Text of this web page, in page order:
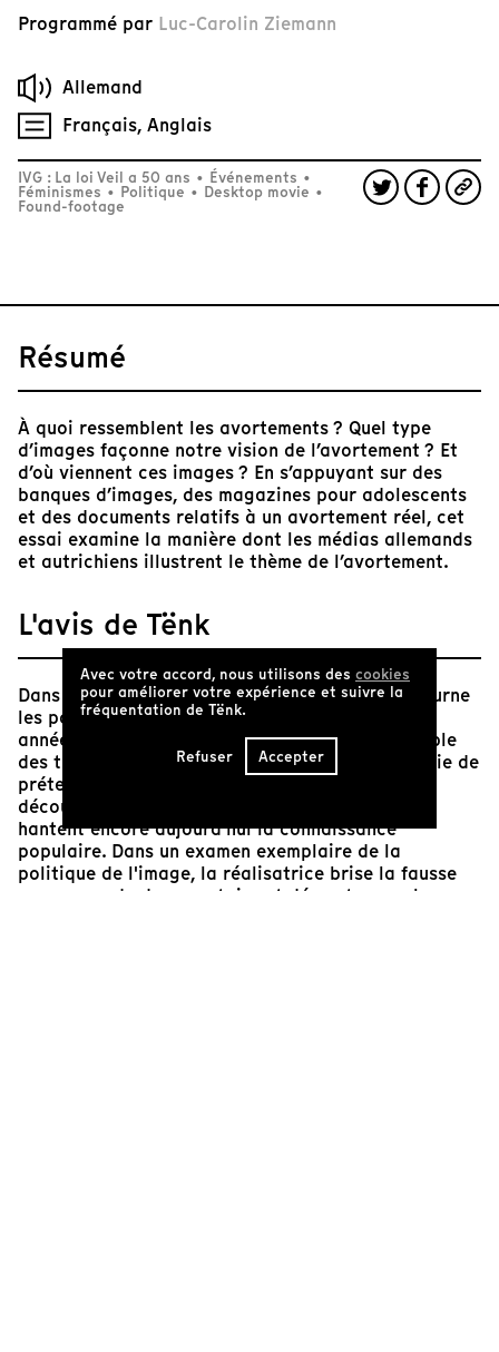
Programmé par Luc-Carolin Ziemann
Allemand
Français, Anglais
IVG : La loi Veil a 50 ans • Événements •
Féminismes • Politique • Desktop movie •
Found-footage
Résumé
À quoi ressemblent les avortements ? Quel type
d’images façonne notre vision de l’avortement ? Et
d’où viennent ces images ? En s’appuyant sur des
banques d’images, des magazines pour adolescents
et des documents relatifs à un avortement réel, cet
essai examine la manière dont les médias allemands
et autrichiens illustrent le thème de l’avortement.
L'avis de Tënk
Dans cette enquête filmique, Franzis Kabisch tourne
les pages de magazines féminins du début des
années 2000 à la fin du 19e siècle, passe au crible
des trésors de connaissances féministes et vérifie de
prétendus faits historico-culturels (tels que la
découverte de l'hystérie chez les femmes) qui
hantent encore aujourd'hui la connaissance
populaire. Dans un examen exemplaire de la
politique de l'image, la réalisatrice brise la fausse
arrogance du documentaire et démontre que la
Avec votre accord, nous utilisons des cookies
pour améliorer votre expérience et suivre la
fréquentation de Tënk.
Refuser Accepter